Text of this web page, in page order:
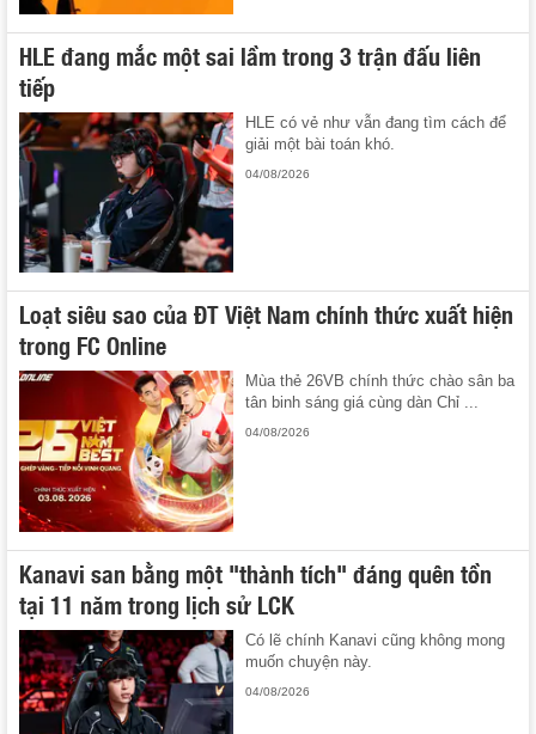
HLE đang mắc một sai lầm trong 3 trận đấu liên
tiếp
HLE có vẻ như vẫn đang tìm cách để
giải một bài toán khó.
04/08/2026
Loạt siêu sao của ĐT Việt Nam chính thức xuất hiện
trong FC Online
Mùa thẻ 26VB chính thức chào sân ba
tân binh sáng giá cùng dàn Chỉ ...
04/08/2026
Kanavi san bằng một "thành tích" đáng quên tồn
tại 11 năm trong lịch sử LCK
Có lẽ chính Kanavi cũng không mong
muốn chuyện này.
04/08/2026